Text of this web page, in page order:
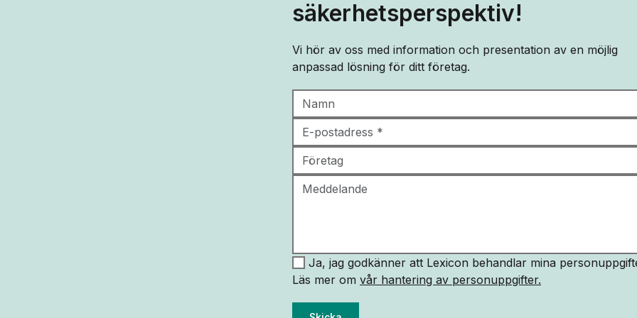
säkerhetsperspektiv!
Vi hör av oss med information och presentation av en möjlig
anpassad lösning för ditt företag.
Ja, jag godkänner att Lexicon behandlar mina
Läs mer om vår hantering av personuppgifter.